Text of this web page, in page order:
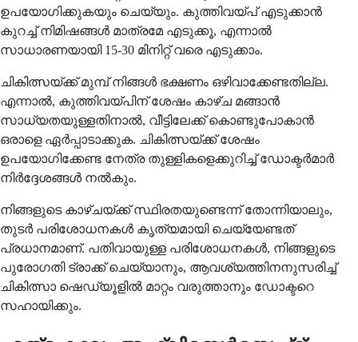
ഉപയോഗിക്കുകയും ചെയ്യും. കുത്തിവയ്പ് എടുക്കാൻ
കുറച്ച് നിമിഷങ്ങൾ മാത്രമേ എടുക്കൂ, എന്നാൽ
സാധാരണയായി 15-30 മിനിറ്റ് വരെ എടുക്കാം.
ചികിത്സയ്ക്ക് മുമ്പ് നിങ്ങൾ ഭക്ഷണം ഒഴിവാക്കേണ്ടതില്ല.
എന്നാൽ, കുത്തിവയ്പിന് ശേഷം കാഴ്ച മങ്ങാൻ
സാധ്യതയുള്ളതിനാൽ, വീട്ടിലേക്ക് കൊണ്ടുപോകാൻ
ഒരാളെ ഏർപ്പാടാക്കുക. ചികിത്സയ്ക്ക് ശേഷം
ഉപയോഗിക്കേണ്ട നേത്ര തുള്ളികളെക്കുറിച്ച് ഡോക്ടർമാർ
നിർദ്ദേശങ്ങൾ നൽകും.
നിങ്ങളുടെ കാഴ്ചയ്ക്ക് സ്ഥിരതയുണ്ടെന്ന് തോന്നിയാലും,
തുടർ പരിശോധനകൾ കൃത്യമായി ചെയ്യേണ്ടത്
പ്രധാനമാണ്. പതിവായുള്ള പരിശോധനകൾ, നിങ്ങളുടെ
പുരോഗതി ട്രാക്ക് ചെയ്യാനും, ആവശ്യത്തിനനുസരിച്ച്
ചികിത്സാ ഷെഡ്യൂളിൽ മാറ്റം വരുത്താനും ഡോക്ടറെ
സഹായിക്കും.